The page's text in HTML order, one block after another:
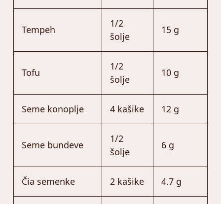
Tempeh
1/2
šolje
15 g
Tofu
1/2
šolje
10 g
Seme konoplje 4 kašike 12 g
Seme bundeve
1/2
šolje
6 g
Čia semenke 2 kašike 4.7 g